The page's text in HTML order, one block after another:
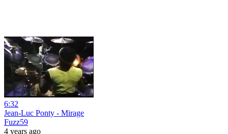
6:32
Jean-Luc Ponty - Mirage
Fuzz59
4 years ago